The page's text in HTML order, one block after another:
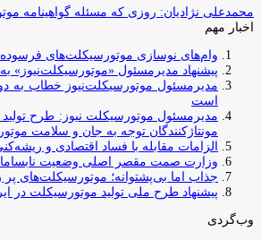
محمدعلی نژادیان: روزی که مسئله گواهینامه
اخبار مهم
وام‌های نوسازی موتورسیکلت‌های فرسوده؛ راهکار واقعی یا
پیشنهاد مدیرمسئول
مدیرمسئول موتورسیکلت‌نیوز خطاب به
است
مدیرمسئول موتورسیکلت نیوز: طرح
مونتاژکنندگان توجه به جان و سلامت
الزامات مقابله با فساد اقتصادی و
وزارت صمت مقصر اصلی وضعیت
جذاب اما بی‌پشتوانه؛ موتورسیکلت‌های
پیشنهاد طرح ملی تولید موتورسیکلت در
وب‌گردی